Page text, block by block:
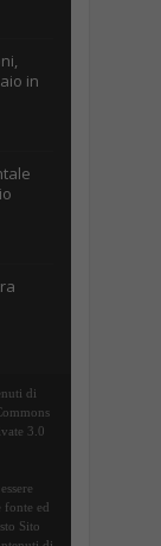
in
di
3.0
fonte ed
Sito